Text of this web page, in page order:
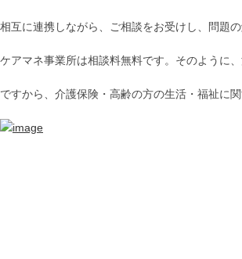
相互に連携しながら、ご相談をお受けし、問題
ケアマネ事業所は相談料無料です。そのように
ですから、介護保険・高齢の方の生活・福祉に